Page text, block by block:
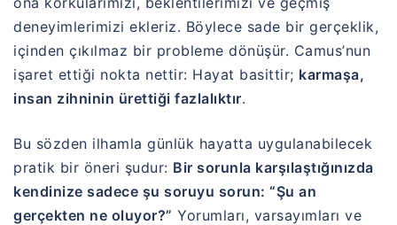
deneyimlerimizi ekleriz. Böylece sade bir gerçeklik,
içinden çıkılmaz bir probleme dönüşür. Camus’nun
işaret ettiği nokta nettir: Hayat basittir; karmaşa,
insan zihninin ürettiği fazlalıktır.
Bu sözden ilhamla günlük hayatta uygulanabilecek
pratik bir öneri şudur: Bir sorunla karşılaştığınızda
kendinize sadece şu soruyu sorun: “Şu an
gerçekten ne oluyor?” Yorumları, varsayımları ve